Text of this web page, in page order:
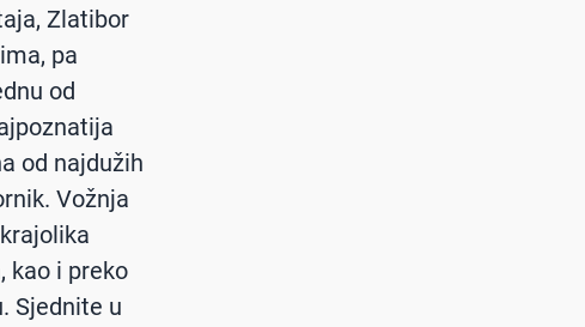
Zlatibor
pa
od
od najdužih
Vožnja
kao i preko
Sjednite u